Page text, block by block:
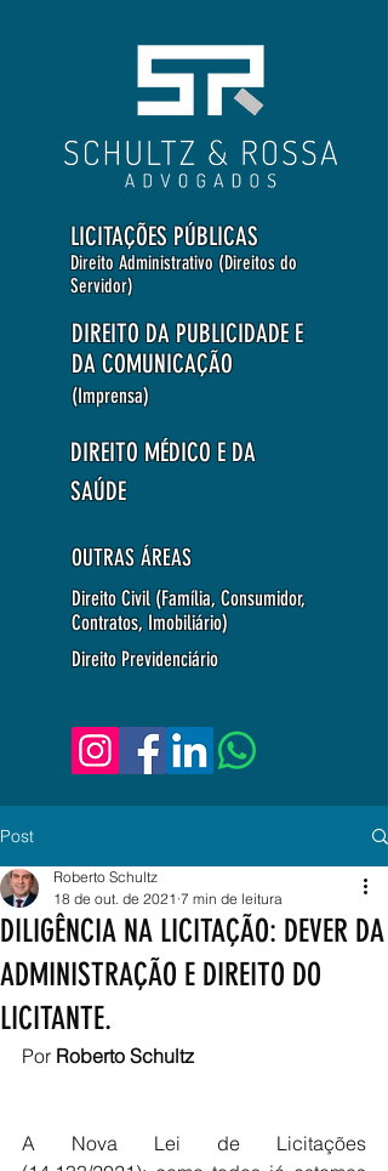
LICITAÇÕES PÚBLICAS
Direito Administrativo (Direitos do
Servidor)
DIREITO DA PUBLICIDADE E
DA COMUNICAÇÃO
(Imprensa)
DIREITO MÉDICO E DA
SAÚDE
OUTRAS ÁREAS
Direito Civil (Família, Consumidor,
Contratos, Imobiliário)
Direito Previdenciário
Post
DILIGÊNCIA NA LICITAÇÃO: DEVER DA
ADMINISTRAÇÃO E DIREITO DO
LICITANTE.
Roberto Schultz
18 de out. de 2021 7 min de leitura
Por Roberto Schultz
A Nova Lei de Licitações